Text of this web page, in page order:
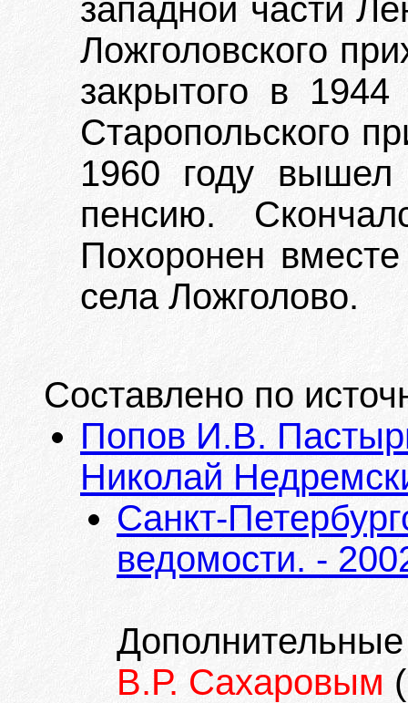
западной части
Ложголовского
закрытого в
Старопольского
1960 году
пенсию.
Похоронен
села Ложголово.
Составлено по
Попов И.В.
Николай
Санкт-
ведомости. -
В.Р. Сахаровым